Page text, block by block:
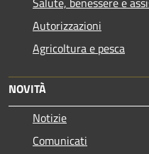
Autorizzazioni
Agricoltura e pesca
NOVITÀ
Notizie
Comunicati